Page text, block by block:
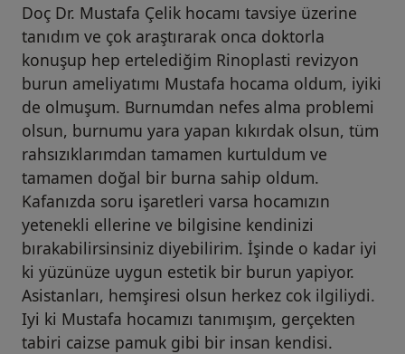
Doç Dr. Mustafa Çelik hocamı tavsiye üzerine
tanıdım ve çok araştırarak onca doktorla
konuşup hep ertelediğim Rinoplasti revizyon
burun ameliyatımı Mustafa hocama oldum, iyiki
de olmuşum. Burnumdan nefes alma problemi
olsun, burnumu yara yapan kıkırdak olsun, tüm
rahsızıklarımdan tamamen kurtuldum ve
tamamen doğal bir burna sahip oldum.
Kafanızda soru işaretleri varsa hocamızın
yetenekli ellerine ve bilgisine kendinizi
bırakabilirsinsiniz diyebilirim. İşinde o kadar iyi
ki yüzünüze uygun estetik bir burun yapiyor.
Asistanları, hemşiresi olsun herkez cok ilgiliydi.
Iyi ki Mustafa hocamızı tanımışım, gerçekten
tabiri caizse pamuk gibi bir insan kendisi.